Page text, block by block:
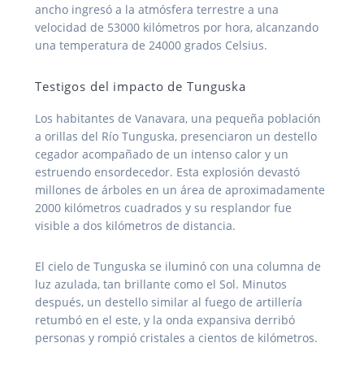
ancho ingresó a la atmósfera terrestre a una
velocidad de 53000 kilómetros por hora, alcanzando
una temperatura de 24000 grados Celsius.
Testigos del impacto de Tunguska
Los habitantes de Vanavara, una pequeña población
a orillas del Río Tunguska, presenciaron un destello
cegador acompañado de un intenso calor y un
estruendo ensordecedor. Esta explosión devastó
millones de árboles en un área de aproximadamente
2000 kilómetros cuadrados y su resplandor fue
visible a dos kilómetros de distancia.
El cielo de Tunguska se iluminó con una columna de
luz azulada, tan brillante como el Sol. Minutos
después, un destello similar al fuego de artillería
retumbó en el este, y la onda expansiva derribó
personas y rompió cristales a cientos de kilómetros.